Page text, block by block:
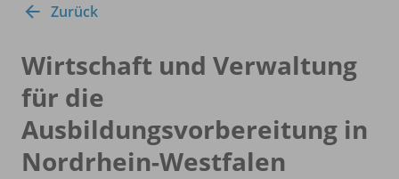
Zurück
Wirtschaft und Verwaltung
für die
Ausbildungsvorbereitung in
Nordrhein-Westfalen